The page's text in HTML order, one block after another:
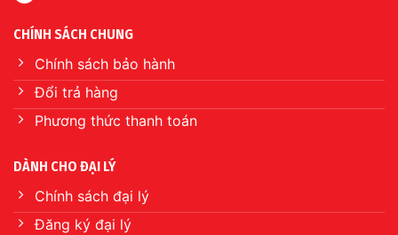
CHÍNH SÁCH CHUNG
Chính sách bảo hành
Đổi trả hàng
Phương thức thanh toán
DÀNH CHO ĐẠI LÝ
Chính sách đại lý
Đăng ký đại lý